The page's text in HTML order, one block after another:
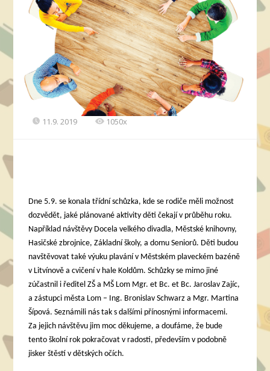
11.9. 2019 1050x
Dne 5.9. se konala třídní schůzka, kde se rodiče měli možnost
dozvědět, jaké plánované aktivity děti čekají v průběhu roku.
Například návštěvy Docela velkého divadla, Městské knihovny,
Hasičské zbrojnice, Základní školy, a domu Seniorů. Děti budou
navštěvovat také výuku plavání v Městském plaveckém bazéně
v Litvínově a cvičení v hale Koldům. Schůzky se mimo jiné
zúčastnil i ředitel ZŠ a MŠ Lom Mgr. et Bc. et Bc. Jaroslav Zajíc,
a zástupci města Lom – Ing. Bronislav Schwarz a Mgr. Martina
Šípová. Seznámili nás tak s dalšími přínosnými informacemi.
Za jejich návštěvu jim moc děkujeme, a doufáme, že bude
tento školní rok pokračovat v radosti, především v podobně
jisker štěstí v dětských očích.